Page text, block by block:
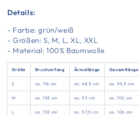
Details:
- Farbe: grün/weiß
- Größen: S, M, L, XL, XXL
- Material: 100% Baumwolle
Größe Brustumfang Ärmellänge Gesamtlänge
S ca. 116 cm ca. 48,5 cm ca. 95,5 cm
M ca. 128 cm ca. 53 cm ca. 102 cm
L ca. 132 cm ca. 57,5 cm ca. 106 cm